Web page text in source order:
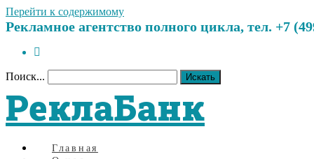
Перейти к содержимому
Рекламное агентство полного цикла, тел. +7
Поиск... Искать
РеклаБанк
Главная